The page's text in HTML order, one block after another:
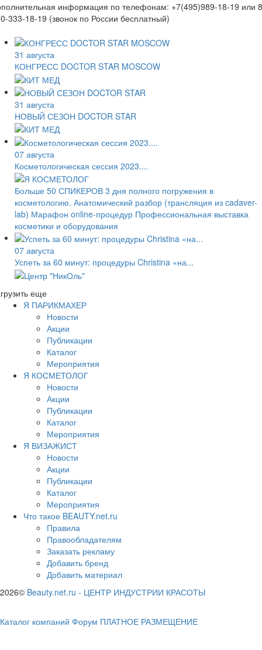
информация по телефонам: +7(495)989-18-19 или
333-18-19 (звонок по России бесплатный)
31 августа
КОНГРЕСС DOCTOR STAR MOSCOW
31 августа
НОВЫЙ СЕЗОН DOCTOR STAR
07 августа
Косметологическая сессия 2023....
Больше 50 СПИКЕРОВ 3 дня полного погружения в
косметологию. Анатомический разбор (трансляция из cadaver-
lab) Марафон online-процедур Профессиональная выставка
косметики и оборудования
07 августа
Успеть за 60 минут: процедуры Christina «на...
еще
Я ПАРИКМАХЕР
Новости
Акции
Публикации
Каталог
Мероприятия
Я КОСМЕТОЛОГ
Новости
Акции
Публикации
Каталог
Мероприятия
Я ВИЗАЖИСТ
Новости
Акции
Публикации
Каталог
Мероприятия
Что такое BEAUTY.net.ru
Правила
Правообладателям
Заказать рекламу
Добавить бренд
Добавить материал
2026© Beauty.net.ru - ЦЕНТР ИНДУСТРИИ КРАСОТЫ
Каталог компаний Форум ПЛАТНОЕ РАЗМЕЩЕНИЕ